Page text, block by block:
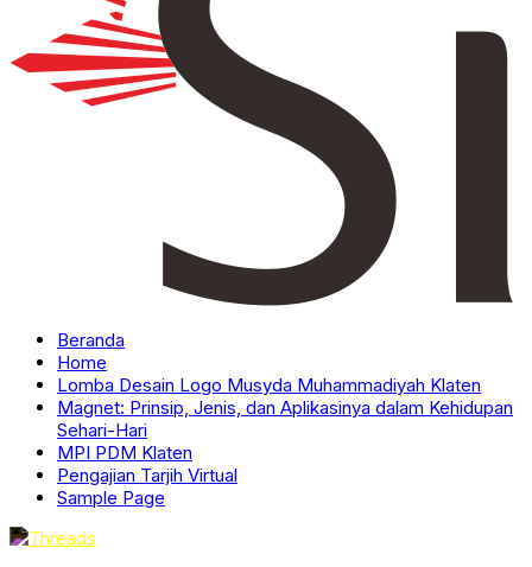
Beranda
Home
Lomba Desain Logo Musyda Muhammadiyah Klaten
Magnet: Prinsip, Jenis, dan Aplikasinya dalam Kehidupan
Sehari-Hari
MPI PDM Klaten
Pengajian Tarjih Virtual
Sample Page